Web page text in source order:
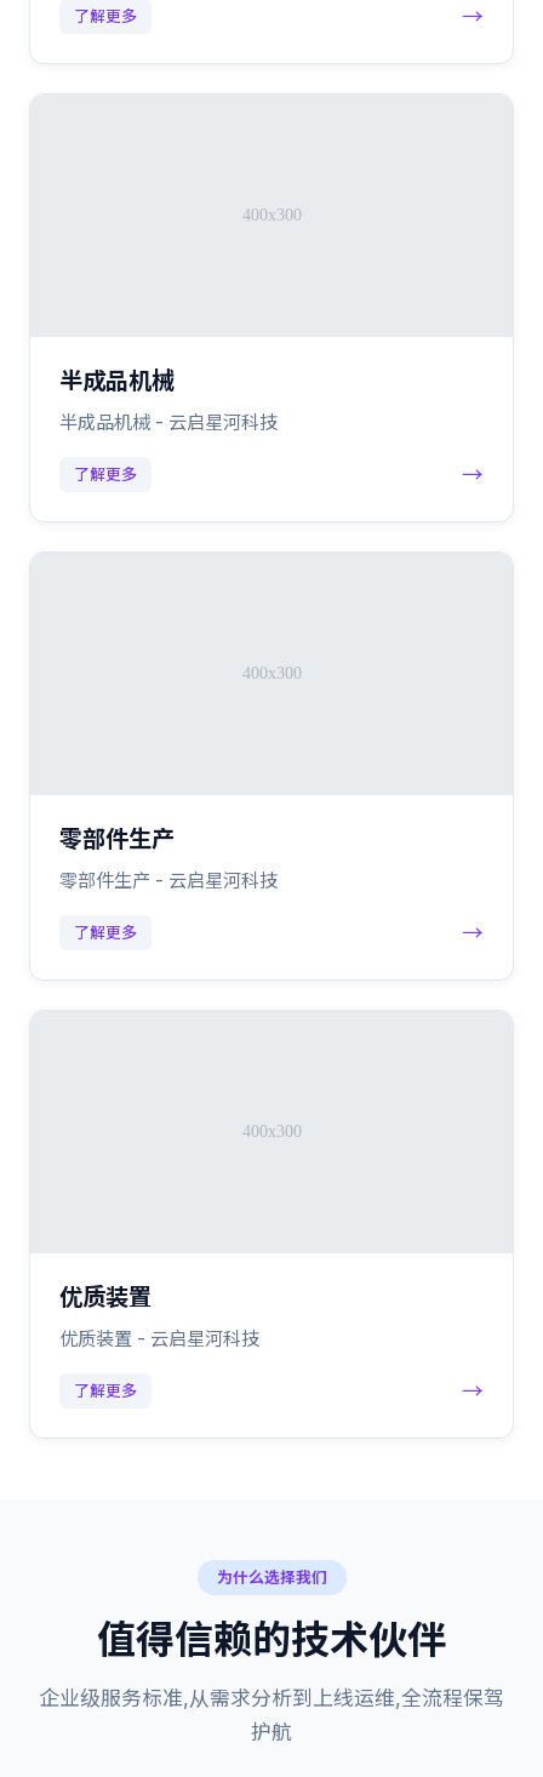
了解更多 →
半成品机械
半成品机械 - 云启星河科技
了解更多 →
零部件生产
零部件生产 - 云启星河科技
了解更多 →
优质装置
优质装置 - 云启星河科技
了解更多 →
为什么选择我们
值得信赖的技术伙伴
企业级服务标准,从需求分析到上线运维,全流程保驾
护航